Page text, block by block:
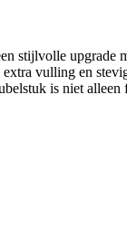
stijlvolle upgrade
vulling en
is niet